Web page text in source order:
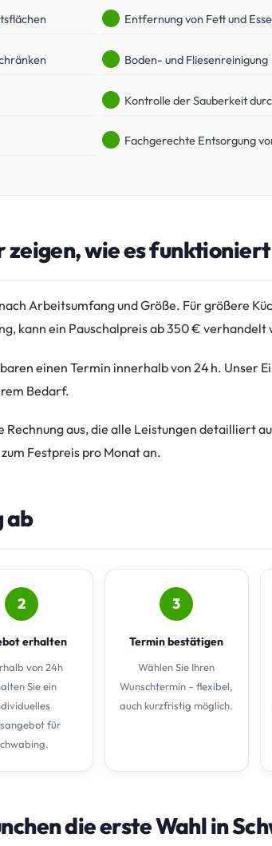
Entfernung von Fett und
Boden- und Fliesenreinigung
Kontrolle der Sauberkeit
Fachgerechte Entsorgung
zeigen, wie es funktioniert
Arbeitsumfang und Größe. Für größere
kann ein Pauschalpreis ab 350 € verhandelt
einen Termin innerhalb von 24 h. Unser
Bedarf.
Rechnung aus, die alle Leistungen detailliert
Festpreis pro Monat an.
ab
2
erhalten
von 24h
Sie ein
für
3
Termin bestätigen
Wählen Sie Ihren
Wunschtermin – flexibel,
auch kurzfristig möglich.
die erste Wahl in